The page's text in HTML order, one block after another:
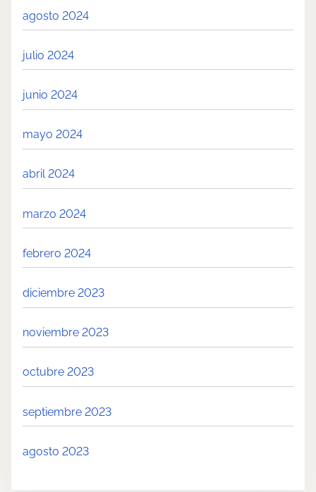
agosto 2024
julio 2024
junio 2024
mayo 2024
abril 2024
marzo 2024
febrero 2024
diciembre 2023
noviembre 2023
octubre 2023
septiembre 2023
agosto 2023